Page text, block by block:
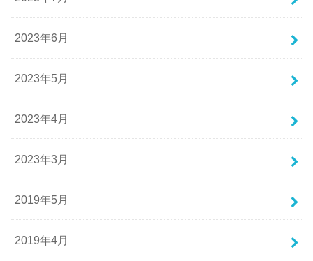
2023年6月
2023年5月
2023年4月
2023年3月
2019年5月
2019年4月